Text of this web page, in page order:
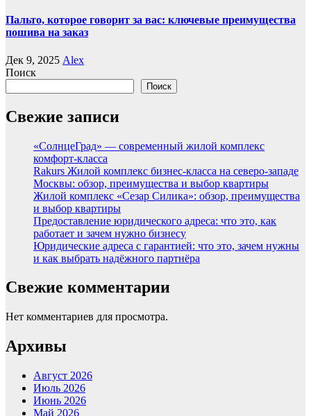
Пальто, которое говорит за вас: ключевые преимущества
пошива на заказ
Дек 9, 2025 Alex
Поиск
Поиск
Свежие записи
«СолнцеГрад» — современный жилой комплекс
комфорт-класса
Rakurs Жилой комплекс бизнес-класса на северо-западе
Москвы: обзор, преимущества и выбор квартиры
Жилой комплекс «Сезар Силика»: обзор, преимущества
и выбор квартиры
Предоставление юридического адреса: что это, как
работает и зачем нужно бизнесу
Юридические адреса с гарантией: что это, зачем нужны
и как выбрать надёжного партнёра
Свежие комментарии
Нет комментариев для просмотра.
Архивы
Август 2026
Июль 2026
Июнь 2026
Май 2026